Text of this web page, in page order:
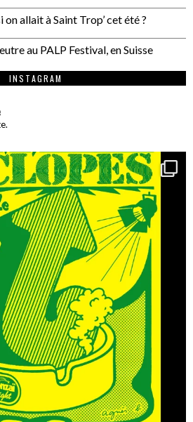
on allait à Saint Trop’ cet été ?
au PALP Festival, en Suisse
INSTAGRAM